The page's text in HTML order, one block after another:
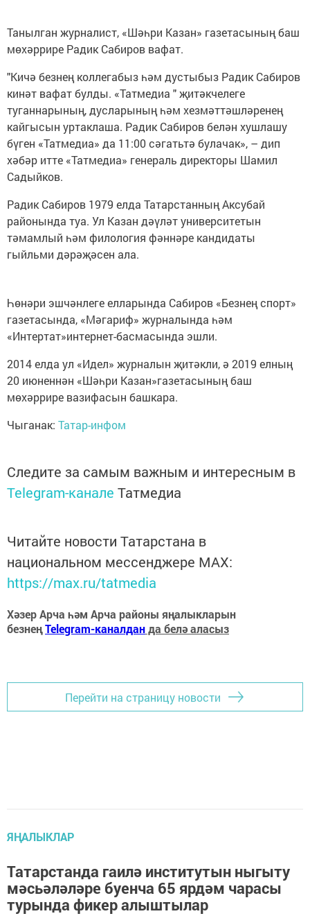
Танылган журналист, «Шәһри Казан» газетасының баш
мөхәррире Радик Сабиров вафат.
"Кичә безнең коллегабыз һәм дустыбыз Радик Сабиров
кинәт вафат булды. «Татмедиа " җитәкчелеге
туганнарының, дусларының һәм хезмәттәшләренең
кайгысын уртаклаша. Радик Сабиров белән хушлашу
бүген «Татмедиа» да 11:00 сәгатьтә булачак», – дип
хәбәр итте «Татмедиа» генераль директоры Шамил
Садыйков.
Радик Сабиров 1979 елда Татарстанның Аксубай
районында туа. Ул Казан дәүләт университетын
тәмамлый һәм филология фәннәре кандидаты
гыйльми дәрәҗәсен ала.
Һөнәри эшчәнлеге елларында Сабиров «Безнең спорт»
газетасында, «Мәгариф» журналында һәм
«Интертат»интернет-басмасында эшли.
2014 елда ул «Идел» журналын җитәкли, ә 2019 елның
20 июненнән «Шәһри Казан»газетасының баш
мөхәррире вазифасын башкара.
Чыганак: Татар-инфом
Следите за самым важным и интересным в
Telegram-канале Татмедиа
Читайте новости Татарстана в
национальном мессенджере MАХ:
https://max.ru/tatmedia
Хәзер Арча һәм Арча районы яңалыкларын
безнеңTelegram-каналданда белә аласыз
Перейти на страницу новости
ЯҢАЛЫКЛАР
Татарстанда гаилә институтын ныгыту
мәсьәләләре буенча 65 ярдәм чарасы
турында фикер алыштылар